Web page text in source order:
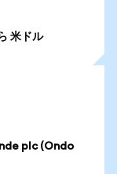
米ドル
plc (Ondo